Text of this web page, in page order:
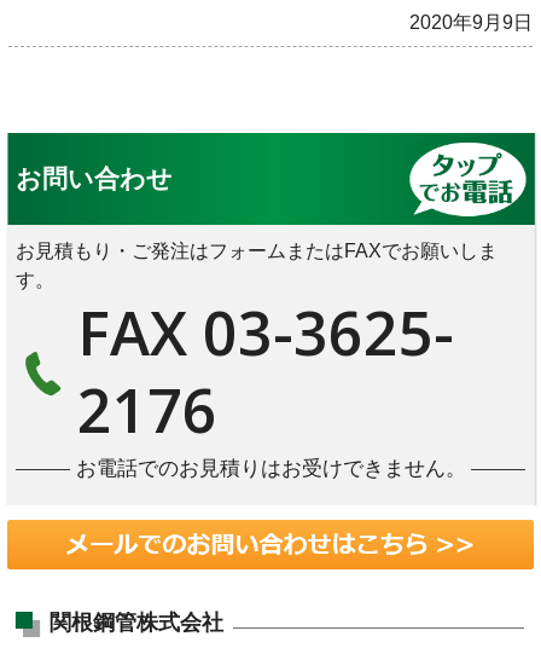
2020年9月9日
お問い合わせ
お見積もり・ご発注はフォームまたはFAXでお願いしま
す。
FAX 03-3625-
2176
お電話でのお見積りはお受けできません。
関根鋼管株式会社